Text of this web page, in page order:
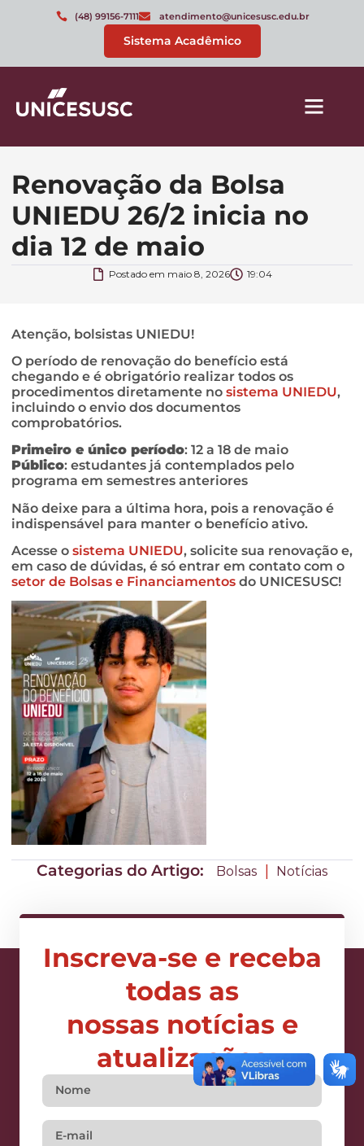
(48) 99156-7111 atendimento@unicesusc.edu.br
Sistema Acadêmico
Renovação da Bolsa
UNIEDU 26/2 inicia no
dia 12 de maio
Postado em maio 8, 2026 19:04
Atenção, bolsistas UNIEDU!
O período de renovação do benefício está
chegando e é obrigatório realizar todos os
procedimentos diretamente no sistema UNIEDU,
incluindo o envio dos documentos
comprobatórios.
Primeiro e único período: 12 a 18 de maio
Público: estudantes já contemplados pelo
programa em semestres anteriores
Não deixe para a última hora, pois a renovação é
indispensável para manter o benefício ativo.
Acesse o sistema UNIEDU, solicite sua renovação e,
em caso de dúvidas, é só entrar em contato com o
setor de Bolsas e Financiamentos do UNICESUSC!
Categorias do Artigo: Bolsas | Notícias
Inscreva-se e receba
todas as
nossas notícias e
atualizações